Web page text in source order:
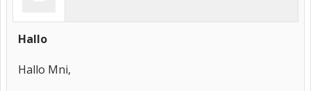
Hallo
Hallo Mni,